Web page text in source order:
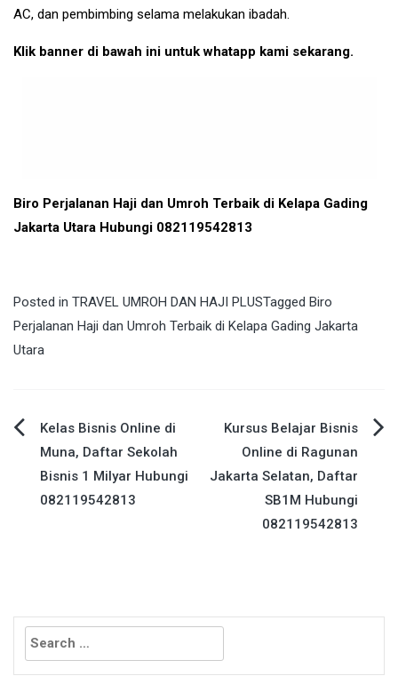
AC, dan pembimbing selama melakukan ibadah.
Klik banner di bawah ini untuk whatapp kami sekarang.
Biro Perjalanan Haji dan Umroh Terbaik di Kelapa Gading
Jakarta Utara Hubungi 082119542813
Posted in TRAVEL UMROH DAN HAJI PLUSTagged Biro
Perjalanan Haji dan Umroh Terbaik di Kelapa Gading Jakarta
Utara
Post
navigation
Kelas Bisnis Online di
Muna, Daftar Sekolah
Bisnis 1 Milyar Hubungi
082119542813
Kursus Belajar Bisnis
Online di Ragunan
Jakarta Selatan, Daftar
SB1M Hubungi
082119542813
Search
for: